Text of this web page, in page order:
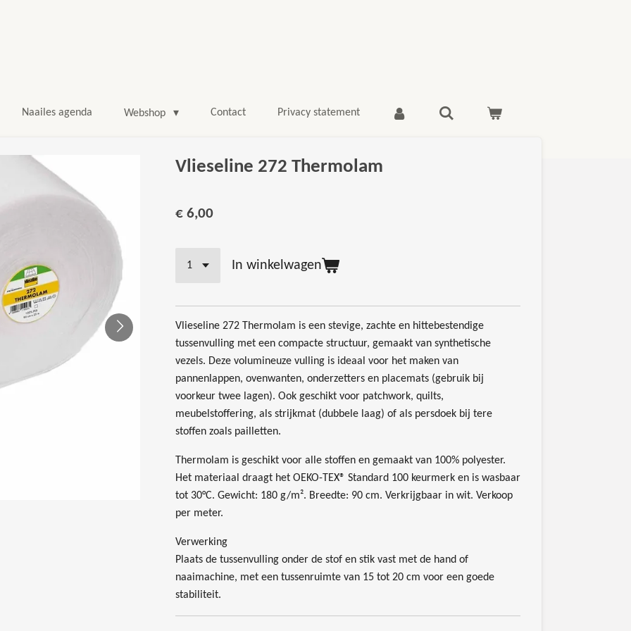
Naailes agenda Webshop Contact Privacy statement
Vlieseline 272 Thermolam
€ 6,00
In winkelwagen
Vlieseline 272 Thermolam is een stevige, zachte en hittebestendige
tussenvulling met een compacte structuur, gemaakt van synthetische
vezels. Deze volumineuze vulling is ideaal voor het maken van
pannenlappen, ovenwanten, onderzetters en placemats (gebruik bij
voorkeur twee lagen). Ook geschikt voor patchwork, quilts,
meubelstoffering, als strijkmat (dubbele laag) of als persdoek bij tere
stoffen zoals pailletten.
Thermolam is geschikt voor alle stoffen en gemaakt van 100% polyester.
Het materiaal draagt het OEKO-TEX® Standard 100 keurmerk en is wasbaar
tot 30°C. Gewicht: 180 g/m². Breedte: 90 cm. Verkrijgbaar in wit. Verkoop
per meter.
Verwerking
Plaats de tussenvulling onder de stof en stik vast met de hand of
naaimachine, met een tussenruimte van 15 tot 20 cm voor een goede
stabiliteit.